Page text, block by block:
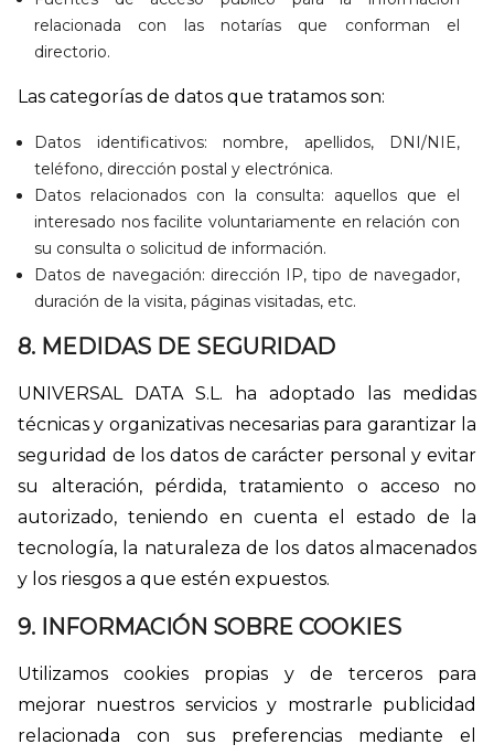
relacionada con las notarías que conforman el
directorio.
Las categorías de datos que tratamos son:
Datos identificativos: nombre, apellidos, DNI/NIE,
teléfono, dirección postal y electrónica.
Datos relacionados con la consulta: aquellos que el
interesado nos facilite voluntariamente en relación con
su consulta o solicitud de información.
Datos de navegación: dirección IP, tipo de navegador,
duración de la visita, páginas visitadas, etc.
8. MEDIDAS DE SEGURIDAD
UNIVERSAL DATA S.L. ha adoptado las medidas
técnicas y organizativas necesarias para garantizar la
seguridad de los datos de carácter personal y evitar
su alteración, pérdida, tratamiento o acceso no
autorizado, teniendo en cuenta el estado de la
tecnología, la naturaleza de los datos almacenados
y los riesgos a que estén expuestos.
9. INFORMACIÓN SOBRE COOKIES
Utilizamos cookies propias y de terceros para
mejorar nuestros servicios y mostrarle publicidad
relacionada con sus preferencias mediante el